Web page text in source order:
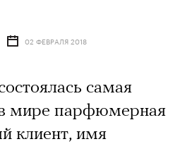
02 ФЕВРАЛЯ 2018
самая
мире парфюмерная
клиент, имя